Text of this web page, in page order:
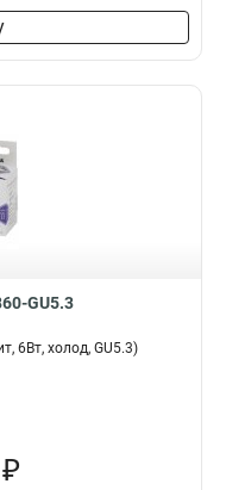
GU5.3
6Вт, холод, GU5.3)